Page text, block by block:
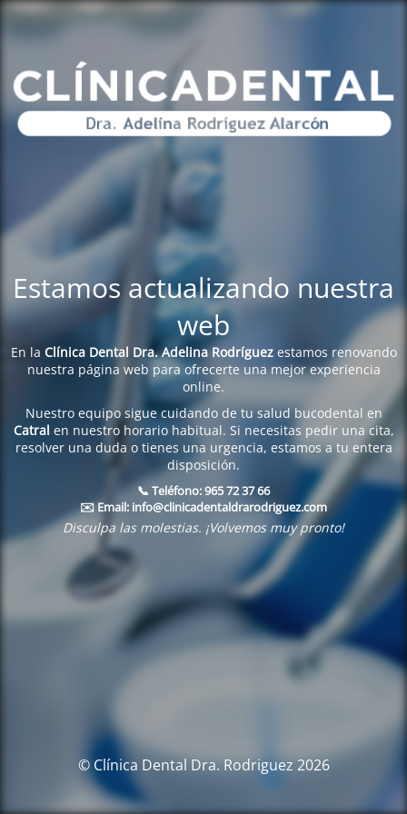
Estamos actualizando nuestra
web
En la Clínica Dental Dra. Adelina Rodríguezestamos renovando
nuestra página web para ofrecerte una mejor experiencia
online.
Nuestro equipo sigue cuidando de tu salud bucodental en
Catral en nuestro horario habitual. Si necesitas pedir una cita,
resolver una duda o tienes una urgencia, estamos a tu entera
disposición.
📞 Teléfono:965 72 37 66
✉️ Email: info@clinicadentaldrarodriguez.com
Disculpa las molestias. ¡Volvemos muy pronto!
© Clínica Dental Dra. Rodriguez 2026